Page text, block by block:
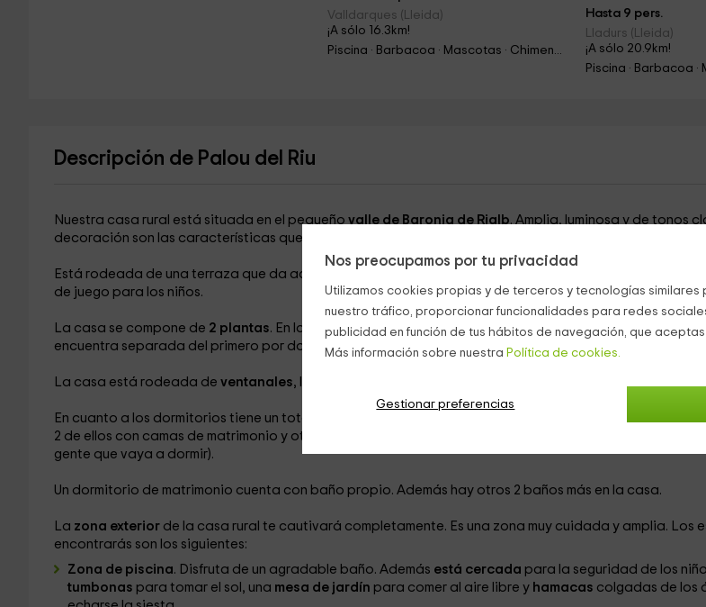
Nos preocupamos por tu privacidad
Utilizamos cookies propias y de terceros y tecnologías similares
nuestro tráfico, proporcionar funcionalidades para redes
publicidad en función de tus hábitos de navegación, que
Más información sobre nuestra Política de cookies.
Gestionar preferencias
Valldarques (Lleida)
¡A sólo 16.3km!
Piscina · Barbacoa · Mascotas · Chimenea
Hasta 9 pers.
Lladurs (Lleida)
¡A sólo 20.9km!
Descripción de Palou del Riu
Nuestra casa rural está situada en el pequeño valle de Baronia de Rialb. Amplia, luminosa y de tonos
decoración son las características que harán de ella el lugar perfecto para pasar unos días.
Está rodeada de una terraza que da acceso a su
de juego para los niños.
La casa se compone de 2 plantas. En la planta baja encontramos un salón con chimenea, una zona de
encuentra separada del primero por dos escalones y una cocina totalmente equipada con todo lo que
La casa está rodeada de ventanales, lo que hace de ella un espacio luminoso y confortable por la luz
En cuanto a los dormitorios tiene un total de 4: 3 de ellos se encuentran en la misma planta y el cuarto
2 de ellos con camas de matrimonio y otros 2 con camas individuales (puede ser doble, triple o
gente que vaya a dormir).
Un dormitorio de matrimonio cuenta con baño propio. Además hay otros 2 baños más en la casa.
La zona exteriorde la casa rural te cautivará completamente. Es una zona muy cuidada y amplia. Los
encontrarás son los siguientes:
Zona de piscina. Disfruta de un agradable baño. Además está cercada para la seguridad de los
tumbonas para tomar el sol, una mesa de jardín para comer al aire libre y hamacas colgadas de los